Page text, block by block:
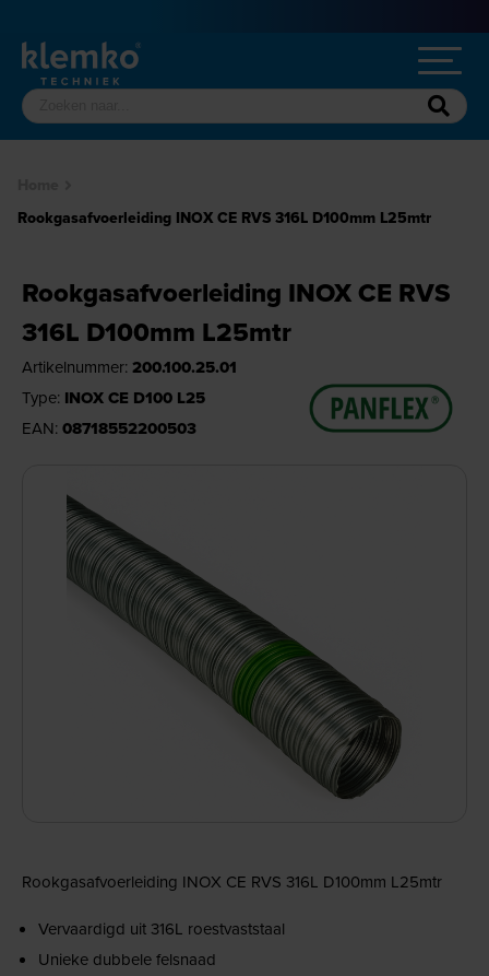
Rookgasafvoerleiding INOX CE RVS 316L D100mm L25mtr
Rookgasafvoerleiding INOX CE RVS
316L D100mm L25mtr
Artikelnummer: 200.100.25.01
Type: INOX CE D100 L25
EAN: 08718552200503
Rookgasafvoerleiding INOX CE RVS 316L D100mm L25mtr
Vervaardigd uit 316L roestvaststaal
Unieke dubbele felsnaad